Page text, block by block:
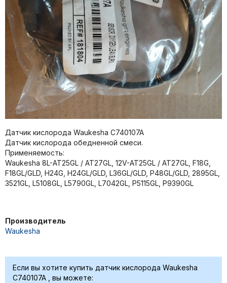
Датчик кислорода Waukesha C740107A
Датчик кислорода обедненной смеси.
Применяемость:
Waukesha 8L-AT25GL / AT27GL, 12V-AT25GL / AT27GL, F18G,
F18GL/GLD, H24G, H24GL/GLD, L36GL/GLD, P48GL/GLD, 2895GL,
3521GL, L5108GL, L5790GL, L7042GL, P5115GL, P9390GL
Производитель
Waukesha
Если вы хотите купить датчик кислорода Waukesha
C740107A , вы можете: